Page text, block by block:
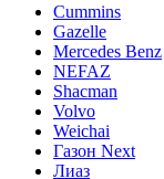
Cummins
Gazelle
Mercedes Benz
NEFAZ
Shacman
Volvo
Weichai
Газон Next
Лиаз